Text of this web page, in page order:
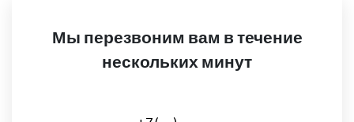
Мы перезвоним вам в течение
нескольких минут